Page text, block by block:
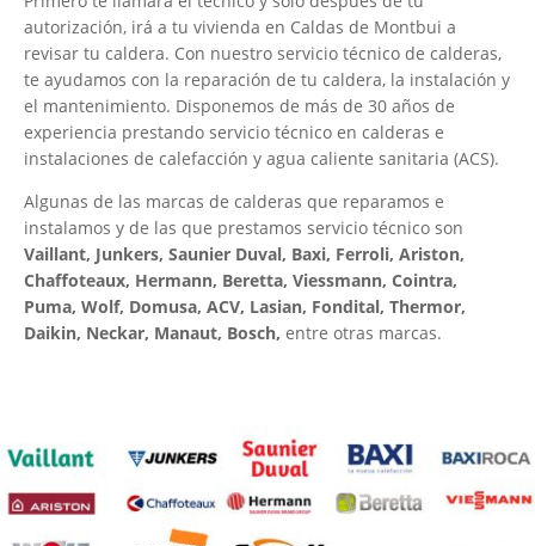
autorización, irá a tu vivienda en Caldas de Montbui a
revisar tu caldera. Con nuestro servicio técnico de calderas,
te ayudamos con la reparación de tu caldera, la instalación y
el mantenimiento. Disponemos de más de 30 años de
experiencia prestando servicio técnico en calderas e
instalaciones de calefacción y agua caliente sanitaria (ACS).
Algunas de las marcas de calderas que reparamos e
instalamos y de las que prestamos servicio técnico son
Vaillant, Junkers, Saunier Duval, Baxi, Ferroli, Ariston,
Chaffoteaux, Hermann, Beretta, Viessmann, Cointra,
Puma, Wolf, Domusa, ACV, Lasian, Fondital, Thermor,
Daikin, Neckar, Manaut, Bosch, entre otras marcas.